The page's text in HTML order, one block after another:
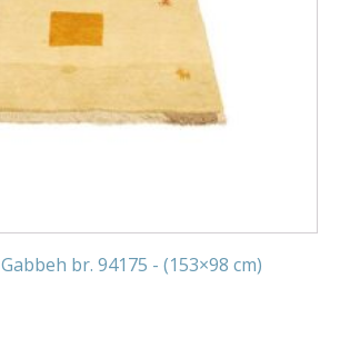
br. 94175 - (153×98 cm)